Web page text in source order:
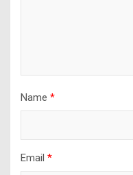
Name *
Email *